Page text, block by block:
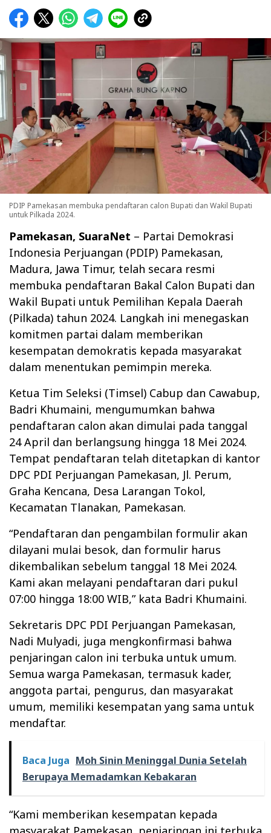
PDIP Pamekasan membuka pendaftaran calon Bupati dan Wakil Bupati
untuk Pilkada 2024.
Pamekasan, SuaraNet – Partai Demokrasi
Indonesia Perjuangan (PDIP) Pamekasan,
Madura, Jawa Timur, telah secara resmi
membuka pendaftaran Bakal Calon Bupati dan
Wakil Bupati untuk Pemilihan Kepala Daerah
(Pilkada) tahun 2024. Langkah ini menegaskan
komitmen partai dalam memberikan
kesempatan demokratis kepada masyarakat
dalam menentukan pemimpin mereka.
Ketua Tim Seleksi (Timsel) Cabup dan Cawabup,
Badri Khumaini, mengumumkan bahwa
pendaftaran calon akan dimulai pada tanggal
24 April dan berlangsung hingga 18 Mei 2024.
Tempat pendaftaran telah ditetapkan di kantor
DPC PDI Perjuangan Pamekasan, Jl. Perum,
Graha Kencana, Desa Larangan Tokol,
Kecamatan Tlanakan, Pamekasan.
“Pendaftaran dan pengambilan formulir akan
dilayani mulai besok, dan formulir harus
dikembalikan sebelum tanggal 18 Mei 2024.
Kami akan melayani pendaftaran dari pukul
07:00 hingga 18:00 WIB,” kata Badri Khumaini.
Sekretaris DPC PDI Perjuangan Pamekasan,
Nadi Mulyadi, juga mengkonfirmasi bahwa
penjaringan calon ini terbuka untuk umum.
Semua warga Pamekasan, termasuk kader,
anggota partai, pengurus, dan masyarakat
umum, memiliki kesempatan yang sama untuk
mendaftar.
Baca Juga Moh Sinin Meninggal Dunia Setelah
Berupaya Memadamkan Kebakaran
“Kami memberikan kesempatan kepada